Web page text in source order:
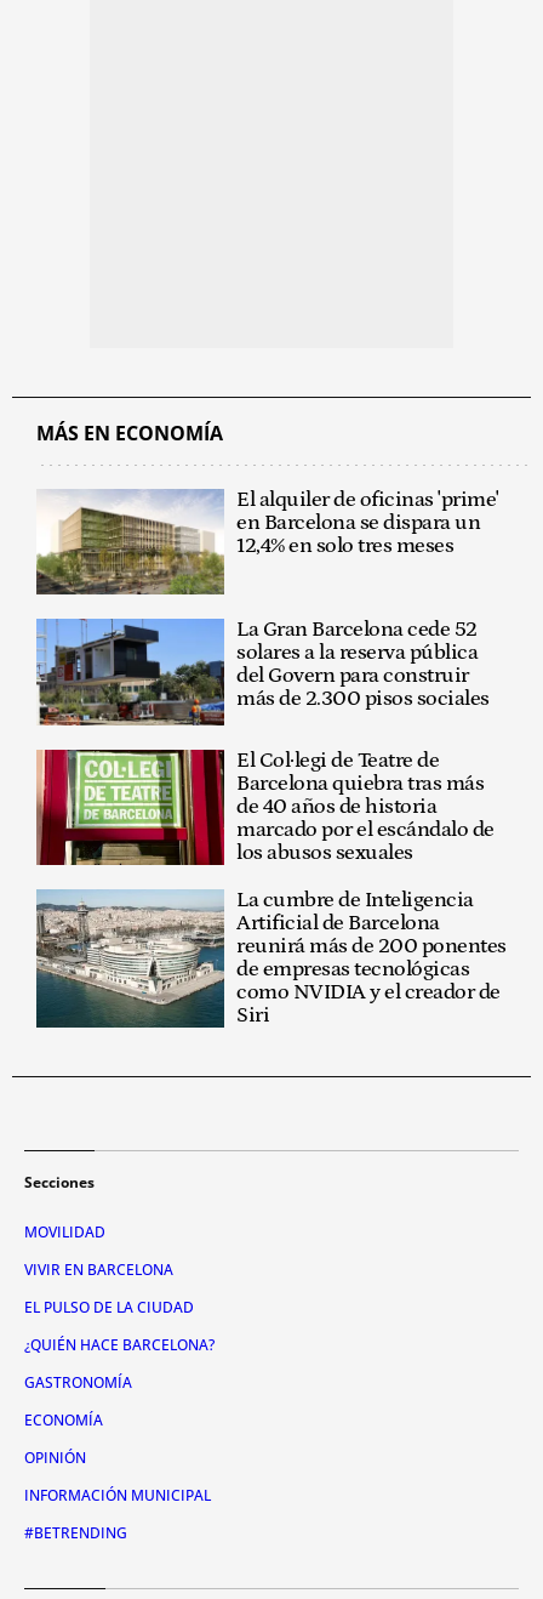
MÁS EN ECONOMÍA
El alquiler de oficinas 'prime'
en Barcelona se dispara un
12,4% en solo tres meses
La Gran Barcelona cede 52
solares a la reserva pública
del Govern para construir
más de 2.300 pisos sociales
El Col·legi de Teatre de
Barcelona quiebra tras más
de 40 años de historia
marcado por el escándalo de
los abusos sexuales
La cumbre de Inteligencia
Artificial de Barcelona
reunirá más de 200 ponentes
de empresas tecnológicas
como NVIDIA y el creador de
Siri
Secciones
MOVILIDAD
VIVIR EN BARCELONA
EL PULSO DE LA CIUDAD
¿QUIÉN HACE BARCELONA?
GASTRONOMÍA
ECONOMÍA
OPINIÓN
INFORMACIÓN MUNICIPAL
#BETRENDING